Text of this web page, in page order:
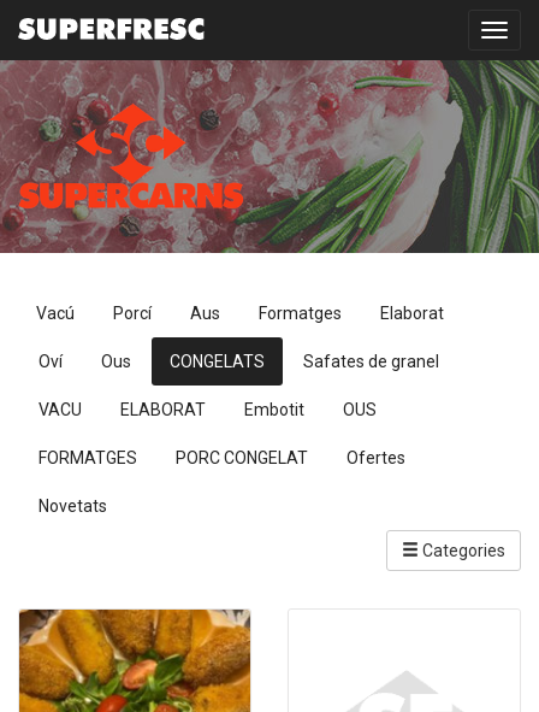
Vacú Porcí Aus Formatges Elaborat
Oví Ous CONGELATS Safates de granel
VACU ELABORAT Embotit OUS
FORMATGES PORC CONGELAT Ofertes
Novetats
Categories